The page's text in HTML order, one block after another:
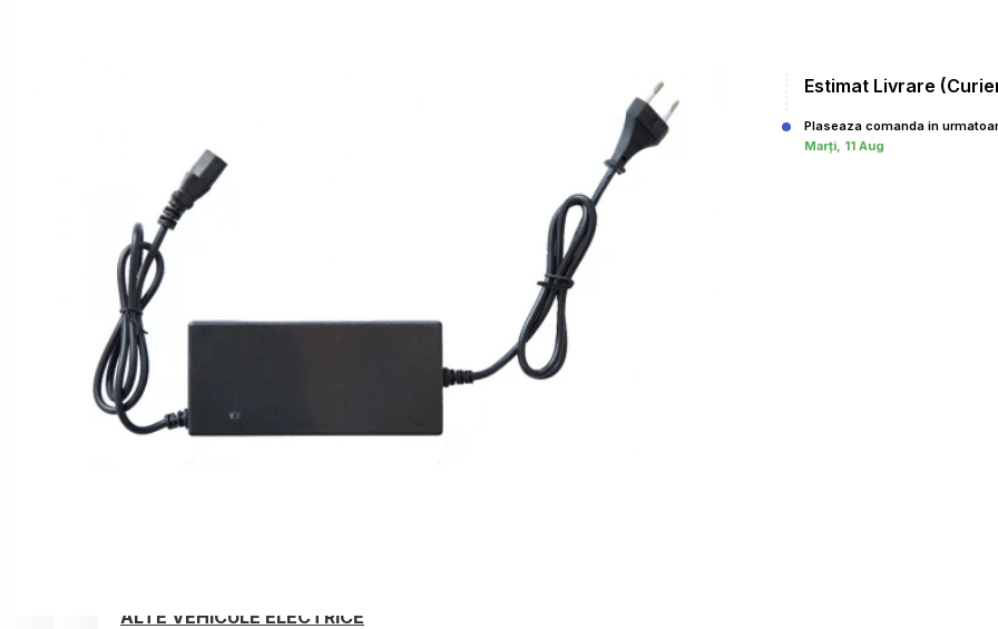
Motociclete Gowow
Motociclete Sur-Ron
ACCESORII
Accesorii de siguranta
Huse si Ghiozdane
Incarcatoare
Baterii
ALTE VEHICULE ELECTRICE
Estimat Livrare
Plaseaza comanda in
Marți, 11 Aug